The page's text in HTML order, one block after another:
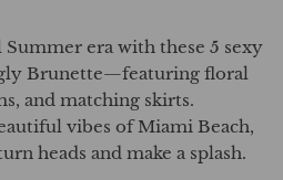
era with these 5 sexy
Brunette—featuring floral
and matching skirts.
vibes of Miami Beach,
heads and make a splash.